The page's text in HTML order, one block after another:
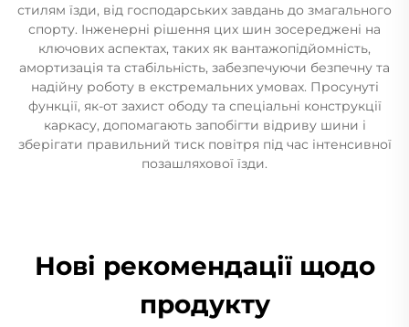
стилям їзди, від господарських завдань до змагального
спорту. Інженерні рішення цих шин зосереджені на
ключових аспектах, таких як вантажопідйомність,
амортизація та стабільність, забезпечуючи безпечну та
надійну роботу в екстремальних умовах. Просунуті
функції, як-от захист ободу та спеціальні конструкції
каркасу, допомагають запобігти відриву шини і
зберігати правильний тиск повітря під час інтенсивної
позашляхової їзди.
Нові рекомендації щодо
продукту